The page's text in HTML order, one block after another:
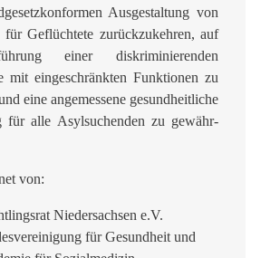
Ausge­staltung von
für Geflüchtete zurückzukehren, auf
einer diskriminierenden
mit eingeschränkten Funktionen zu
eine angemessene gesundheitliche
für alle Asylsuchenden zu gewähr­
von:
Niedersachsen e.V.
für Gesundheit und